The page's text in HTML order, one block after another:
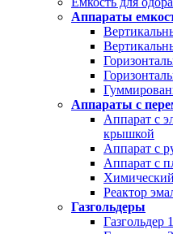
Аппараты
Аппараты с
Аппарат с
крышкой
Аппарат с
Аппарат с
Реактор
Газгольдеры
Газгольдер